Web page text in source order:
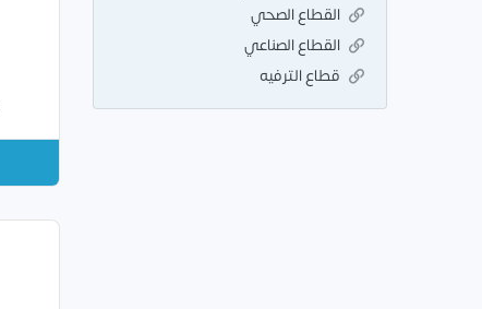
القطاع الصحي
القطاع الصناعي
قطاع الترفيه